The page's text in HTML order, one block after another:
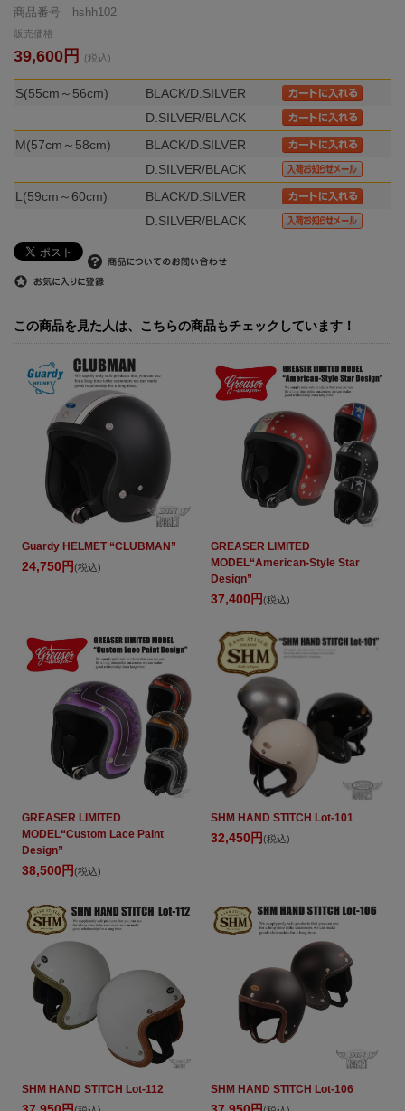
商品番号 hshh102
販売価格
39,600円 (税込)
S(55cm～56cm)
BLACK/D.SILVER
D.SILVER/BLACK
M(57cm～58cm)
BLACK/D.SILVER
D.SILVER/BLACK
L(59cm～60cm)
BLACK/D.SILVER
D.SILVER/BLACK
この商品を見た人は、こちらの商品もチェックしています！
Guardy HELMET “CLUBMAN”
24,750円(税込)
GREASER LIMITED
MODEL“American-Style Star
Design”
37,400円(税込)
GREASER LIMITED
MODEL“Custom Lace Paint
Design”
38,500円(税込)
SHM HAND STITCH Lot-101
32,450円(税込)
SHM HAND STITCH Lot-112 SHM HAND STITCH Lot-106